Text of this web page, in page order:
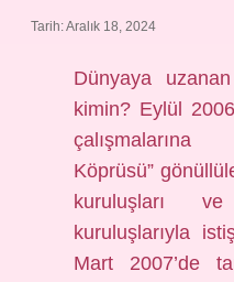
Tarih: Aralık 18, 2024
Dünyaya
kimin? Eylül
Köprüsü”
kuruluşları
kuruluşlarıyla
Mart 2007’de